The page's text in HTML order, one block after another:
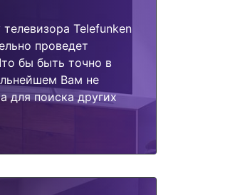
Telefunken
проведет
бы быть точно в
Вам не
для поиска других